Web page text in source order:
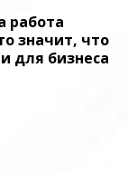
работа
значит, что
для бизнеса